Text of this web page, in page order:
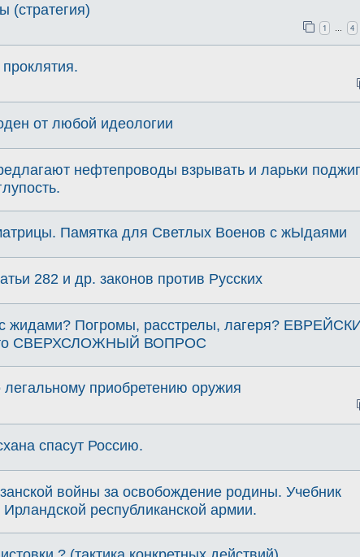
(стратегия)
1 … 4
от любой идеологии
нефтепроводы взрывать и ларьки
Памятка для Светлых Военов с жЫдаями
282 и др. законов против Русских
с жидами? Погромы, расстрелы, лагеря?
СВЕРХСЛОЖНЫЙ ВОПРОС
легальному приобретению оружия
спасут Россию.
войны за освобождение родины. Учебник
республиканской армии.